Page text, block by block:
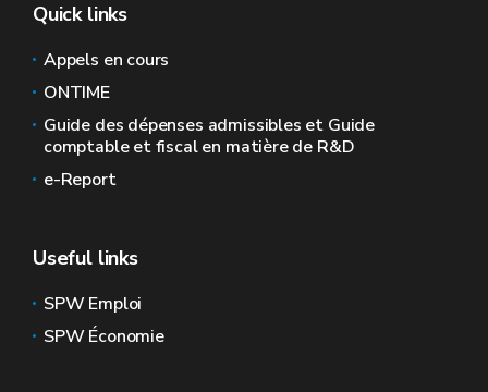
Quick links
Appels en cours
ONTIME
Guide des dépenses admissibles et Guide
comptable et fiscal en matière de R&D
e-Report
Useful links
SPW Emploi
SPW Économie